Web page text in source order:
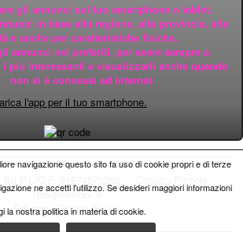
gli annunci sul tuo smartphone o tablet.
in base alla regione, alla provincia, alla
e anche per caratteristiche fisiche.
annunci nei preferiti, per avere sempre a
più interessanti e visualizzarli anche quando
non si è connessi ad internet.
l'app per il tuo smartphone.
Trasgressioni ®
Privacy|Cookie Policy
navigazione questo sito fa uso di cookie propri e di terze
ne accetti l'utilizzo. Se desideri maggiori informazioni
la nostra politica in materia di cookie.